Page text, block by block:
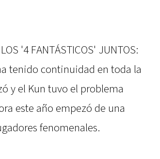
'4 FANTÁSTICOS' JUNTOS:
tenido continuidad en toda la
y el Kun tuvo el problema
este año empezó de una
fenomenales.